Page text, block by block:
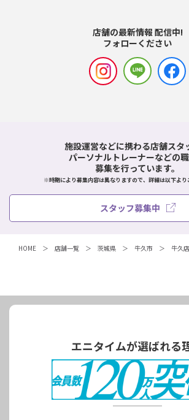
店舗の最新情報 配信中!
フォローください
施設運営などに携わる店舗スタ
パーソナルトレーナーなどの
募集を行っています。
※時期により募集内容は異なりますので、詳細は以下より
スタッフ募集中
HOME 店舗一覧 茨城県 牛久市 牛久店
エニタイムが選ばれる